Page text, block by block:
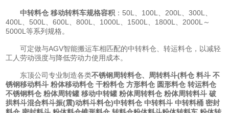
中转料仓 移动转料车规格容积 ：50L、100L、200L、300L、
400L、500L、600L、800L、1000L、1500L、1800L、2000L～
5000L等系列规格。
可定做与AGV智能搬运车相匹配的中转料仓、转运料仓，以减轻
工人劳动强度与降低劳动力使用成本。
东顶公司专业制造各类不锈钢周转料仓、周转料斗(料仓 料斗 不
锈钢移动料斗 粉体移动料仓 干粉料仓 方形料仓 圆形料仓 转运料仓
不锈钢料仓 粉体周转罐 移动中转罐 粉体周转料仓 粉体周转料斗 破
拱料斗混合料斗振(震)动料斗料仓)中转料仓 中转料斗 中转料桶 密封